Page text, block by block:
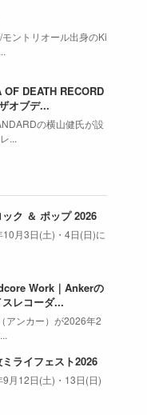
モントリオール出身のKi
OF DEATH RECORD
オブデ...
の横山健氏が設
...
ック ＆ ポップ 2026
月3日(土)・4日(日)に
Work｜Ankerの
レコーダ...
アンカー）が2026年2
ライフェスト2026
月12日(土)・13日(日)